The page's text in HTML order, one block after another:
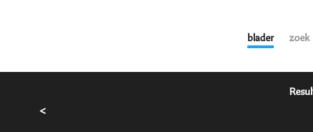
blader zoek
<